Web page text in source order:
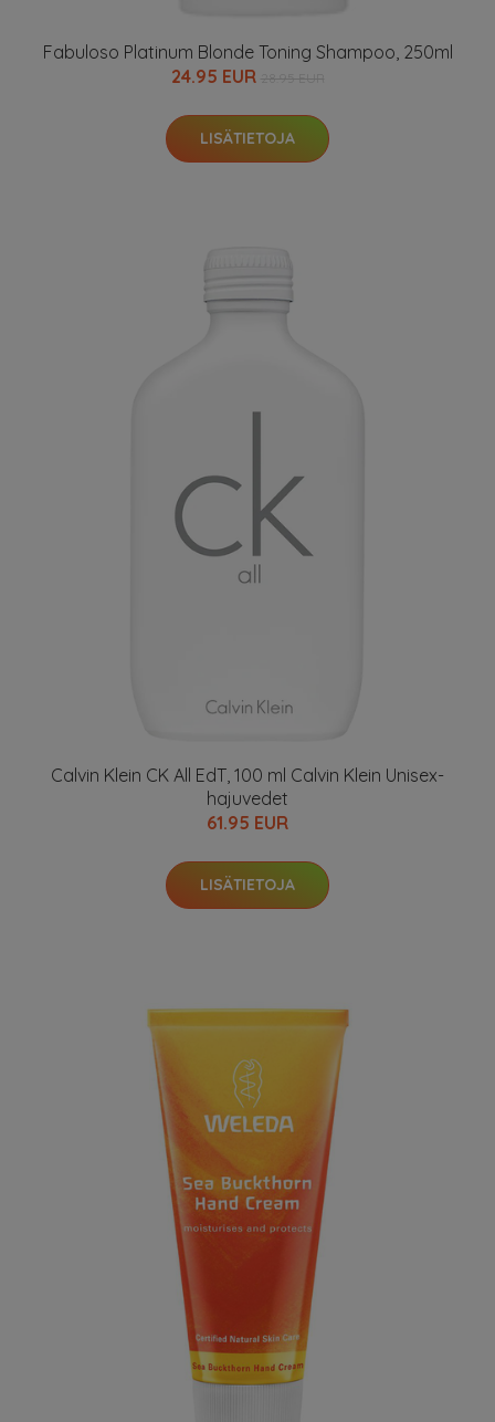
Fabuloso Platinum Blonde Toning Shampoo, 250ml
24.95 EUR
LISÄTIETOJA
Calvin Klein CK All EdT, 100 ml Calvin Klein Unisex-
hajuvedet
61.95 EUR
LISÄTIETOJA